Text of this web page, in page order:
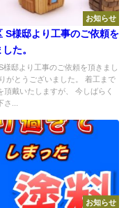
お知らせ
S様邸より工事のご依頼を
た。
様邸より工事のご依頼を頂きまし
がとうございました。 着工まで
頂戴いたしますが、 今しばらく
さ...
お知らせ